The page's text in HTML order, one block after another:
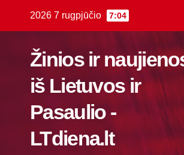
2026 7 rugpjūčio 7:04
Žinios ir
iš Lietuvos ir
Pasaulio -
LTdiena.lt